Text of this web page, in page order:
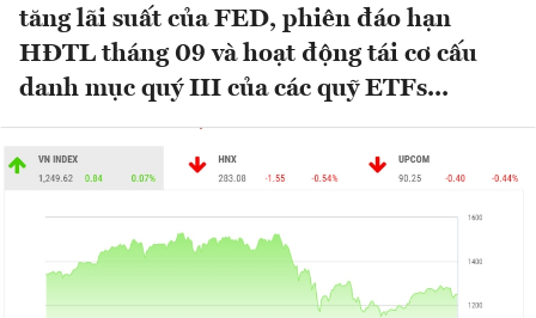
tăng lãi suất của FED, phiên đáo hạn
HĐTL tháng 09 và hoạt động tái cơ cấu
danh mục quý III của các quỹ ETFs...